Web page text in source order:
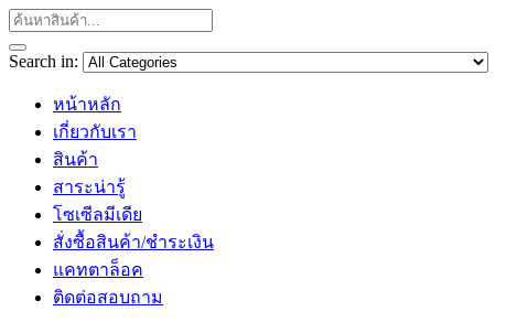
Search in:
หน้าหลัก
เกี่ยวกับเรา
สินค้า
สาระน่ารู้
โซเซีลมีเดีย
สั่งซื้อสินค้า/ชำระเงิน
แคทตาล็อค
ติดต่อสอบถาม